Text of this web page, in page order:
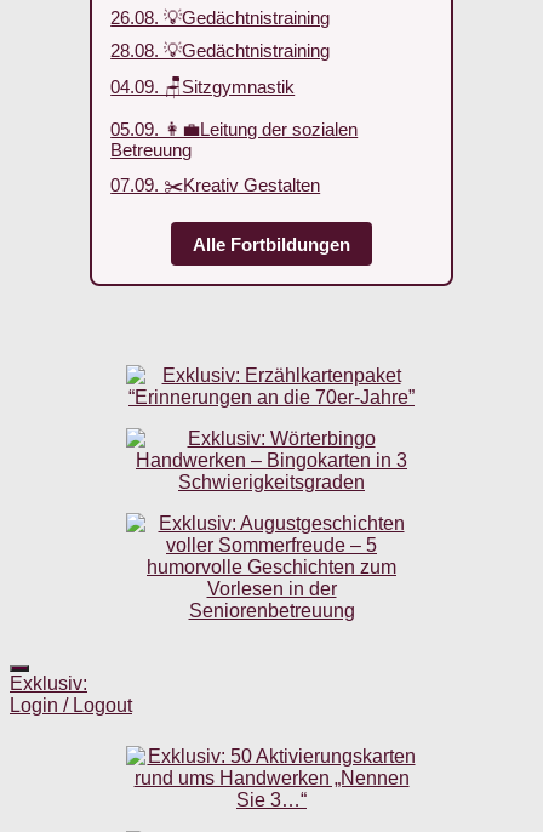
26.08. 💡Gedächtnistraining
28.08. 💡Gedächtnistraining
04.09. 🪑Sitzgymnastik
05.09. 👩‍💼Leitung der sozialen
Betreuung
07.09. ✂️Kreativ Gestalten
Alle Fortbildungen
Exklusiv:
Login / Logout